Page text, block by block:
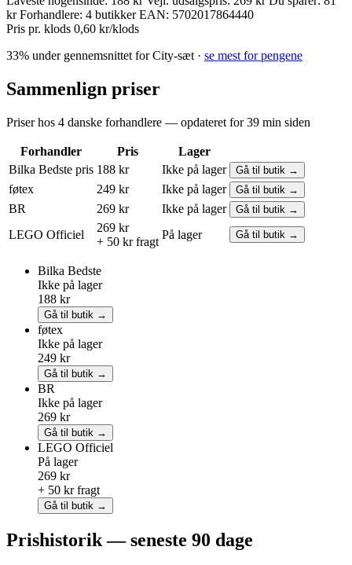
kr Forhandlere: 4 butikker EAN: 5702017864440
Pris pr. klods 0,60 kr/klods
33% under gennemsnittet for City-sæt · se mest for pengene
Sammenlign priser
Priser hos 4 danske forhandlere — opdateret for 39 min siden
Forhandler Pris
Lager
Bilka Bedste pris 188 kr Ikke på lager Gå til butik →
føtex 249 kr Ikke på lager Gå til butik →
BR 269 kr Ikke på lager Gå til butik →
LEGO Officiel
269 kr
+ 50 kr fragt
På lager Gå til butik →
Bilka Bedste
Ikke på lager
188 kr
Gå til butik →
føtex
Ikke på lager
249 kr
Gå til butik →
BR
Ikke på lager
269 kr
Gå til butik →
LEGO Officiel
På lager
269 kr
+ 50 kr fragt
Gå til butik →
Prishistorik — seneste 90 dage